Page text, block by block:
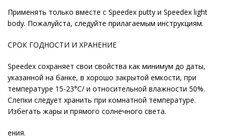
Применять только вместе с Speedex putty и Speedex light
body. Пожалуйста, следуйте прилагаемым инструкциям.
СРОК ГОДНОСТИ И ХРАНЕНИЕ
Speedex сохраняет свои свойства как минимум до даты,
указанной на банке, в хорошо закрытой емкости, при
температуре 15-23°С/ и относительной влажности 50%.
Слепки следует хранить при комнатной температуре.
Избегать жары и прямого солнечного света.
ения.